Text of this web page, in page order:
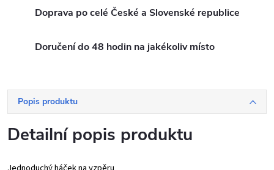
Doprava po celé České a Slovenské republice
Doručení do 48 hodin na jakékoliv místo
Popis produktu
Detailní popis produktu